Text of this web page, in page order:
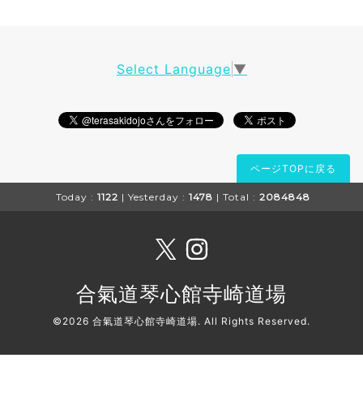
Select Language ▼
ページTOPに戻る
Today : 1122 | Yesterday : 1478 | Total : 2084848
合氣道琴心館寺崎道場
©2026 合氣道琴心館寺崎道場. All Rights Reserved.